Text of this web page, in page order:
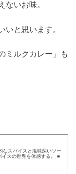
ないお味。
いと思います。
ミルクカレー」も
パイスと滋味深いソー
イスの世界を体感する。 ■